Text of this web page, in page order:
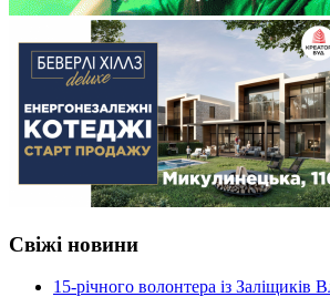
Свіжі новини
15-річного волонтера із Заліщиків